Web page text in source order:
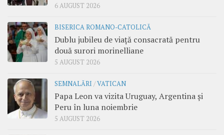
6 AUGUST 2026
BISERICA ROMANO-CATOLICĂ
Dublu jubileu de viață consacrată pentru
două surori morinelliane
5 AUGUST 2026
SEMNALĂRI /VATICAN
Papa Leon va vizita Uruguay, Argentina și
Peru în luna noiembrie
5 AUGUST 2026